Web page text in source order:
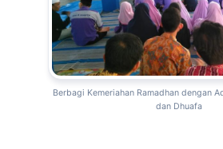
Berbagi Kemeriahan Ramadhan dengan
dan Dhuafa